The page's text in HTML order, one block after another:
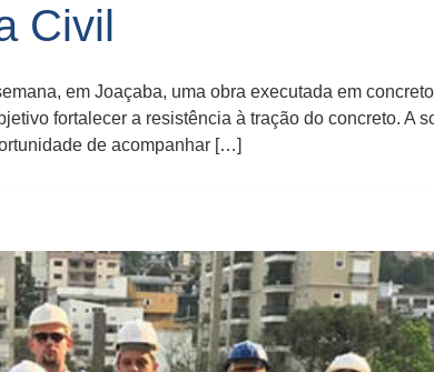
Civil
em Joaçaba, uma obra executada em
fortalecer a resistência à tração do concreto. A
de acompanhar […]